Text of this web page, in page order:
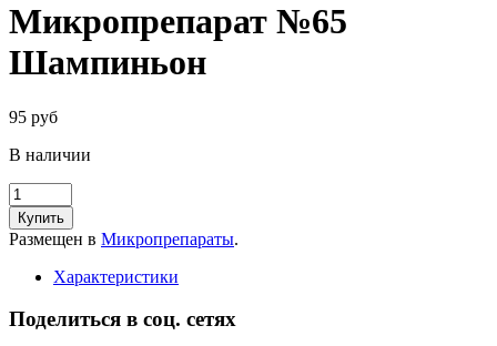
Микропрепарат №65
Шампиньон
95 руб
В наличии
Купить
Размещен в Микропрепараты.
Характеристики
Поделиться в соц. сетях